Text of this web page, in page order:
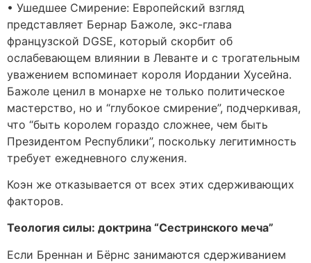
• Ушедшее Смирение: Европейский взгляд
представляет Бернар Бажоле, экс-глава
французской DGSE, который скорбит об
ослабевающем влиянии в Леванте и с трогательным
уважением вспоминает короля Иордании Хусейна.
Бажоле ценил в монархе не только политическое
мастерство, но и “глубокое смирение”, подчеркивая,
что “быть королем гораздо сложнее, чем быть
Президентом Республики”, поскольку легитимность
требует ежедневного служения.
Коэн же отказывается от всех этих сдерживающих
факторов.
Теология силы: доктрина “Сестринского меча”
Если Бреннан и Бёрнс занимаются сдерживанием